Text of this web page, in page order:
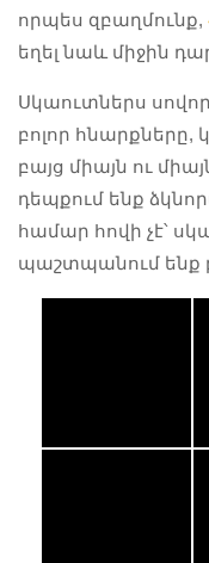
որպես զբաղմունք,
եղել նաև միջին
Սկաուտներս
բոլոր հնարքները,
բայց միայն ու
դեպքում ենք
համար հովի չէ՝
պաշտպանում ենք